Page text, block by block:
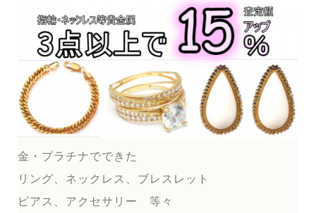
金・プラチナでできた
リング、ネックレス、ブレスレット
ピアス、アクセサリー 等々